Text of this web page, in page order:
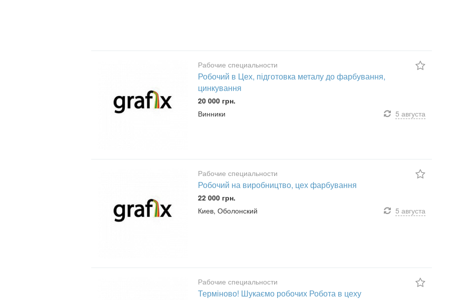
Рабочие специальности
Робочий в Цех, підготовка металу до фарбування,
цинкування
20 000 грн.
Винники
5 августа
Рабочие специальности
Робочий на виробництво, цех фарбування
22 000 грн.
Киев, Оболонский
5 августа
Рабочие специальности
Терміново! Шукаємо робочих Робота в цеху